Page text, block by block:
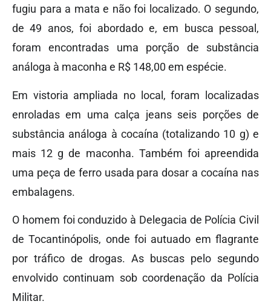
fugiu para a mata e não foi localizado. O segundo,
de 49 anos, foi abordado e, em busca pessoal,
foram encontradas uma porção de substância
análoga à maconha e R$ 148,00 em espécie.
Em vistoria ampliada no local, foram localizadas
enroladas em uma calça jeans seis porções de
substância análoga à cocaína (totalizando 10 g) e
mais 12 g de maconha. Também foi apreendida
uma peça de ferro usada para dosar a cocaína nas
embalagens.
O homem foi conduzido à Delegacia de Polícia Civil
de Tocantinópolis, onde foi autuado em flagrante
por tráfico de drogas. As buscas pelo segundo
envolvido continuam sob coordenação da Polícia
Militar.